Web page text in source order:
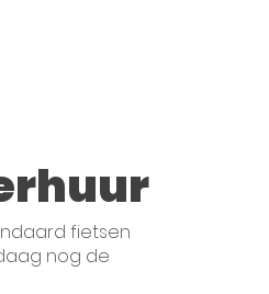
fietsen
nog de